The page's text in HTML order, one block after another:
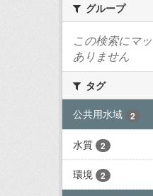
グループ
この検索にマ
ありません
タグ
公共用水域
2
水質 2
環境 2